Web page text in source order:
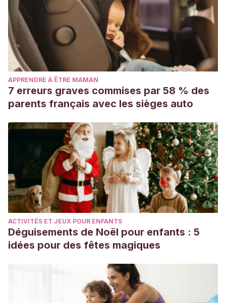
APPRENDRE À ÊTRE MAMAN
7 erreurs graves commises par 58 % des
parents français avec les sièges auto
ACTIVITÉS ET JEUX POUR ENFANTS
Déguisements de Noël pour enfants : 5
idées pour des fêtes magiques